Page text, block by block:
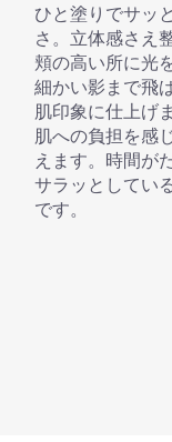
ひと塗りでサッ
さ。立体感さえ
頬の高い所に光
細かい影まで飛
肌印象に仕上げ
肌への負担を感
えます。時間が
サラッとしてい
です。